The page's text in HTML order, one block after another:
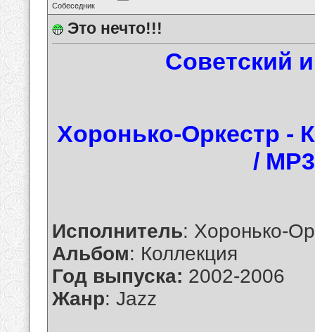
Собеседник
Это нечто!!!
Советский
Хоронько-Оркестр -
/
Исполнитель: Хоронько-
Альбом: Коллекция
Год выпуска: 2002-2006
Жанр: Jazz